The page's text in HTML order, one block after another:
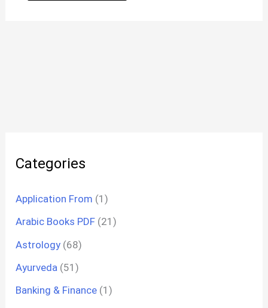
Categories
Application From (1)
Arabic Books PDF (21)
Astrology (68)
Ayurveda (51)
Banking & Finance (1)